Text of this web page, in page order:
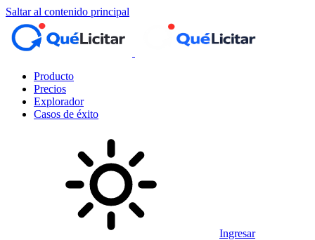
Saltar al contenido principal
Producto
Precios
Explorador
Casos de éxito
Ingresar